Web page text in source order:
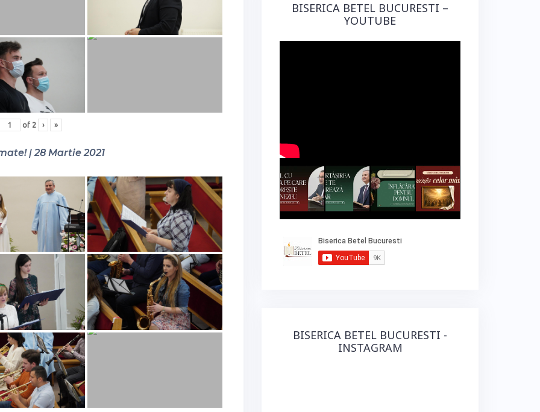
of 2 › »
| 28 Martie 2021
BISERICA BETEL BUCURESTI –
YOUTUBE
BISERICA BETEL BUCURESTI -
INSTAGRAM